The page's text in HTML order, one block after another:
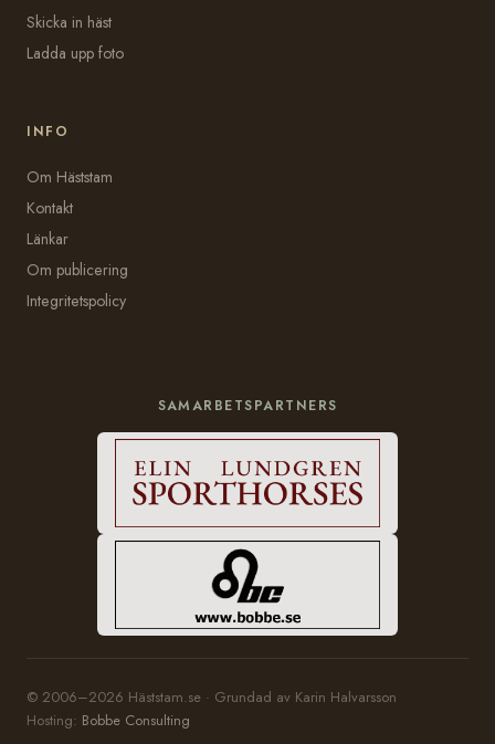
Skicka in häst
Ladda upp foto
INFO
Om Häststam
Kontakt
Länkar
Om publicering
Integritetspolicy
SAMARBETSPARTNERS
© 2006–2026 Häststam.se · Grundad av Karin Halvarsson
Hosting: Bobbe Consulting